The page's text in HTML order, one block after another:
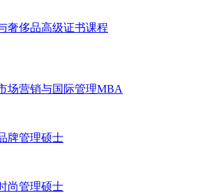
奢侈品高级证书课程
场营销与国际管理MBA
牌管理硕士
尚管理硕士